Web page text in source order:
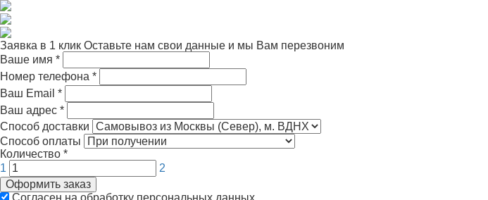
Заявка в 1 клик Оставьте нам свои данные и мы Вам перезвоним
Ваше имя *
Номер телефона *
Ваш Email *
Ваш адрес *
Способ доставки
Способ оплаты
Количество *
1
2
Оформить заказ
Согласен на обработку персональных данных